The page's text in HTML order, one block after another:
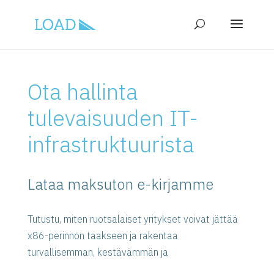
Ota hallinta
tulevaisuuden IT-
infrastruktuurista
Lataa maksuton e-kirjamme
Tutustu, miten ruotsalaiset yritykset voivat jättää
x86-perinnön taakseen ja rakentaa
turvallisemman, kestävämmän ja